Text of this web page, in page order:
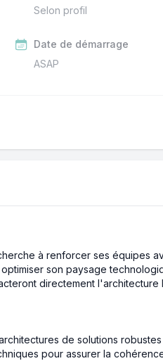
Selon profil
Date de démarrage
ASAP
à renforcer ses équipes
son paysage
directement l'architecture
de solutions
pour assurer la